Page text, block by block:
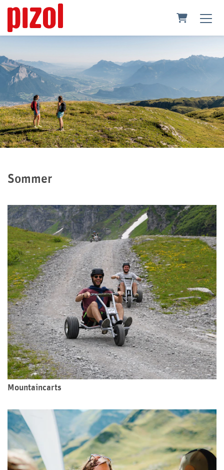
Warenkorb
Sommer
Mountaincarts